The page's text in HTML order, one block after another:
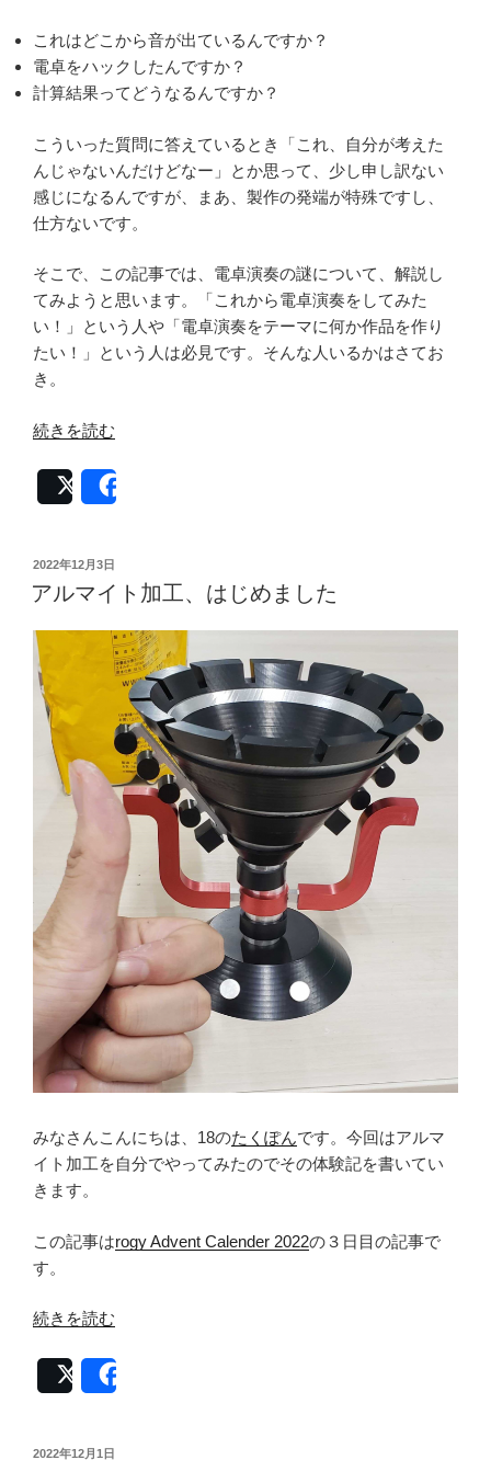
これはどこから音が出ているんですか？
電卓をハックしたんですか？
計算結果ってどうなるんですか？
こういった質問に答えているとき「これ、自分が考えた
んじゃないんだけどなー」とか思って、少し申し訳ない
感じになるんですが、まあ、製作の発端が特殊ですし、
仕方ないです。
そこで、この記事では、電卓演奏の謎について、解説し
てみようと思います。「これから電卓演奏をしてみた
い！」という人や「電卓演奏をテーマに何か作品を作り
たい！」という人は必見です。そんな人いるかはさてお
き。
“【電
奏
ボ
ッ
A-
HOGE】
Part2：
モ
知
ら
な
電
演
奏
世
界”
の
続きを読む
Post
投
稿
日:
2022年12月3日
アルマイト加工、はじめました
みなさんこんにちは、18のたくぽんです。今回はアルマ
イト加工を自分でやってみたのでその体験記を書いてい
きます。
この記事はrogy Advent Calender 2022の３日目の記事で
す。
“ア
イ
加
続きを読む
Post
投
2022年12月1日